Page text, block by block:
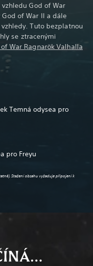
God of War
of War II a dále
Tuto bezplatnou
se ztracenými
War Ragnarök Valhalla
Temná odysea pro
pro Freyu
Stažení obsahu vyžaduje připojení k